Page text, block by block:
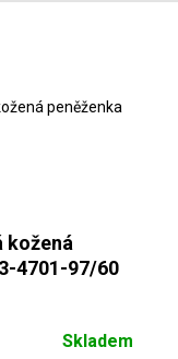
kožená
4701-97/60
Skladem